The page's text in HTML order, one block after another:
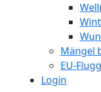
Mängel
EU-
Login